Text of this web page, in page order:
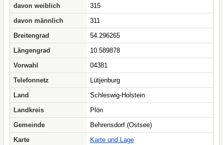
davon weiblich
315
davon männlich
311
Breitengrad
54.296265
Längengrad
10.589878
Vorwahl
04381
Telefonnetz
Lütjenburg
Land
Schleswig-Holstein
Landkreis
Plön
Gemeinde
Behrensdorf (Ostsee)
Karte
Karte und Lage